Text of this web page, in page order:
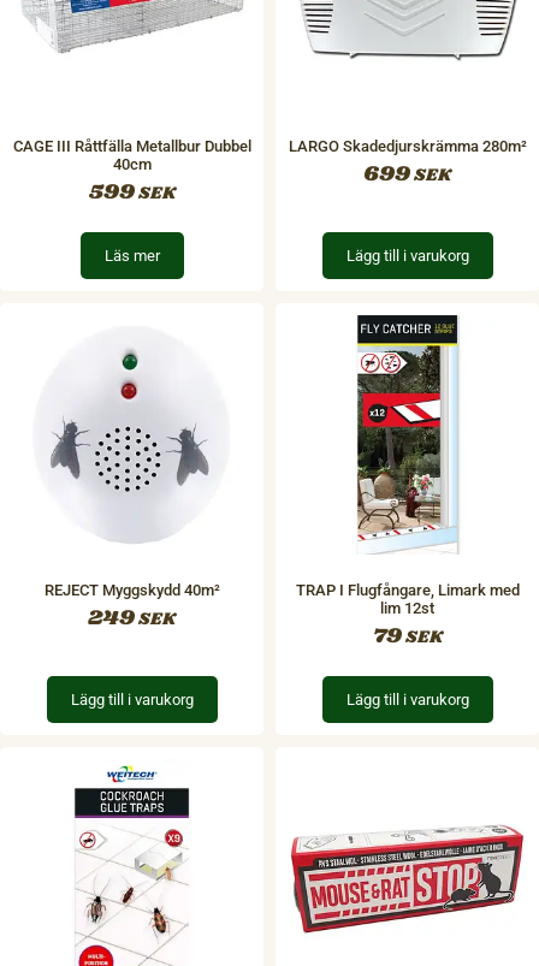
CAGE III Råttfälla Metallbur Dubbel
40cm
599SEK
Läs mer
LARGO Skadedjurskrämma 280m²
699SEK
Lägg till i varukorg
REJECT Myggskydd 40m²
249SEK
Lägg till i varukorg
TRAP I Flugfångare, Limark med
lim 12st
79SEK
Lägg till i varukorg